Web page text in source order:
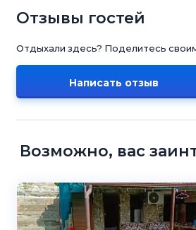
Отзывы гостей
Отдыхали здесь? Поделитесь
Написать отзыв
Возможно, вас